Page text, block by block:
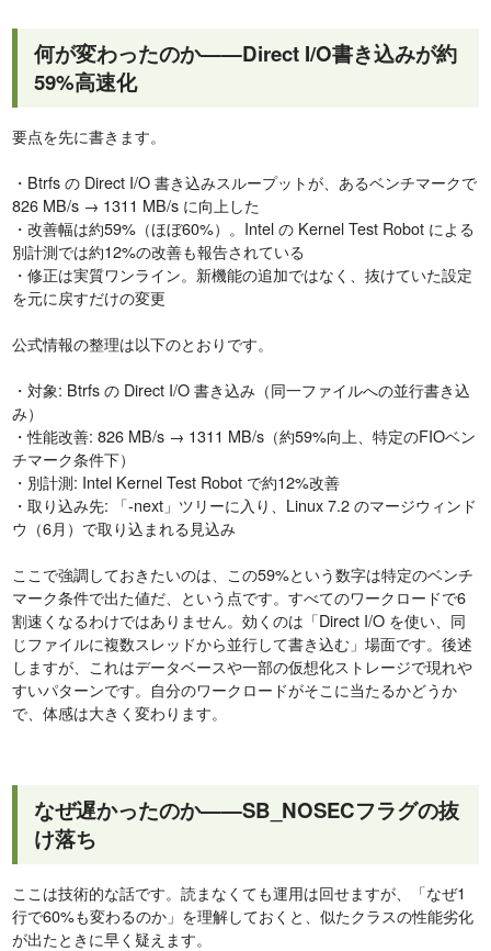
何が変わったのか——Direct I/O書き込みが約
59%高速化
要点を先に書きます。
・Btrfs の Direct I/O 書き込みスループットが、あるベンチマークで
826 MB/s → 1311 MB/s に向上した
・改善幅は約59%（ほぼ60%）。Intel の Kernel Test Robot による
別計測では約12%の改善も報告されている
・修正は実質ワンライン。新機能の追加ではなく、抜けていた設定
を元に戻すだけの変更
公式情報の整理は以下のとおりです。
・対象: Btrfs の Direct I/O 書き込み（同一ファイルへの並行書き込
み）
・性能改善: 826 MB/s → 1311 MB/s（約59%向上、特定のFIOベン
チマーク条件下）
・別計測: Intel Kernel Test Robot で約12%改善
・取り込み先: 「-next」ツリーに入り、Linux 7.2 のマージウィンド
ウ（6月）で取り込まれる見込み
ここで強調しておきたいのは、この59%という数字は特定のベンチ
マーク条件で出た値だ、という点です。すべてのワークロードで6
割速くなるわけではありません。効くのは「Direct I/O を使い、同
じファイルに複数スレッドから並行して書き込む」場面です。後述
しますが、これはデータベースや一部の仮想化ストレージで現れや
すいパターンです。自分のワークロードがそこに当たるかどうか
で、体感は大きく変わります。
なぜ遅かったのか——SB_NOSECフラグの抜
け落ち
ここは技術的な話です。読まなくても運用は回せますが、「なぜ1
行で60%も変わるのか」を理解しておくと、似たクラスの性能劣化
が出たときに早く疑えます。